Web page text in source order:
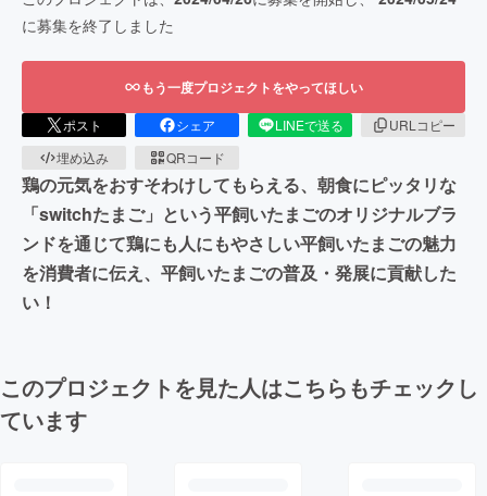
に募集を終了しました
もう一度プロジェクトをやってほしい
ポスト シェア LINEで送る
URLコピー
埋め込み
QRコード
鶏の元気をおすそわけしてもらえる、朝食にピッタリな
「switchたまご」という平飼いたまごのオリジナルブラ
ンドを通じて鶏にも人にもやさしい平飼いたまごの魅力
を消費者に伝え、平飼いたまごの普及・発展に貢献した
い！
このプロジェクトを見た人はこちらもチェックし
ています